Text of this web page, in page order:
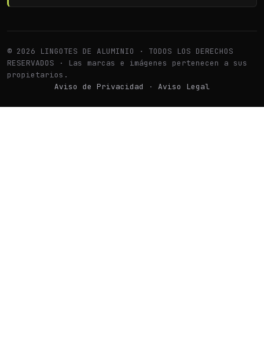
© 2026 LINGOTES DE ALUMINIO · TODOS LOS DERECHOS
RESERVADOS · Las marcas e imágenes pertenecen a sus
propietarios.
Aviso de Privacidad
· Aviso Legal